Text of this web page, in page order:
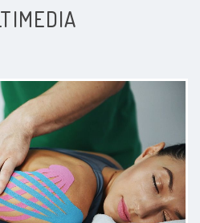
le manovre. Molto